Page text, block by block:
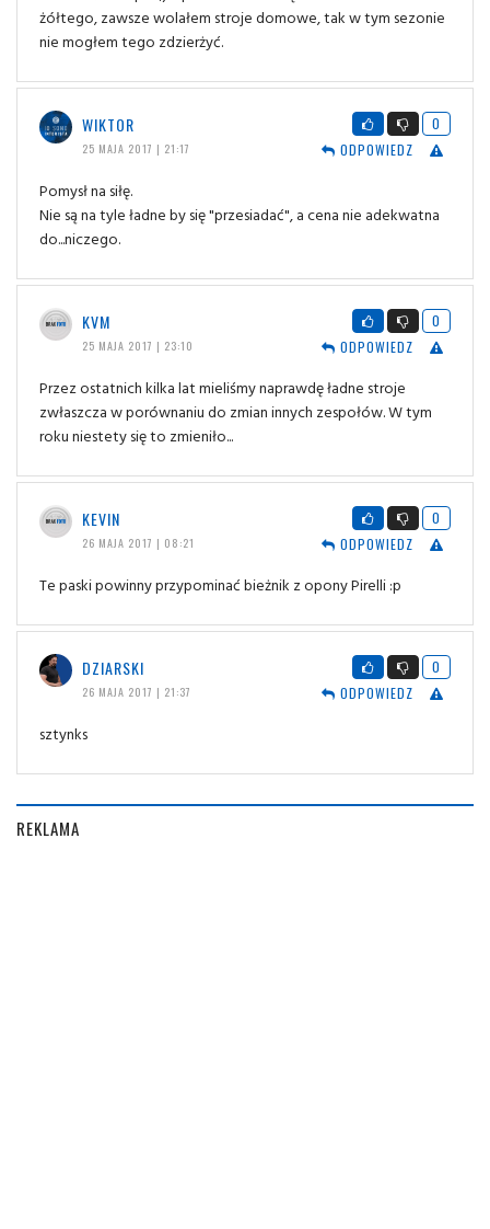
żółtego, zawsze wolałem stroje domowe, tak w tym sezonie
nie mogłem tego zdzierżyć.
WIKTOR
25 MAJA 2017 | 21:17
0
ODPOWIEDZ
Pomysł na siłę.
Nie są na tyle ładne by się "przesiadać", a cena nie adekwatna
do...niczego.
KVM
25 MAJA 2017 | 23:10
0
ODPOWIEDZ
Przez ostatnich kilka lat mieliśmy naprawdę ładne stroje
zwłaszcza w porównaniu do zmian innych zespołów. W tym
roku niestety się to zmieniło...
KEVIN
26 MAJA 2017 | 08:21
0
ODPOWIEDZ
Te paski powinny przypominać bieżnik z opony Pirelli :p
DZIARSKI
26 MAJA 2017 | 21:37
0
ODPOWIEDZ
sztynks
REKLAMA